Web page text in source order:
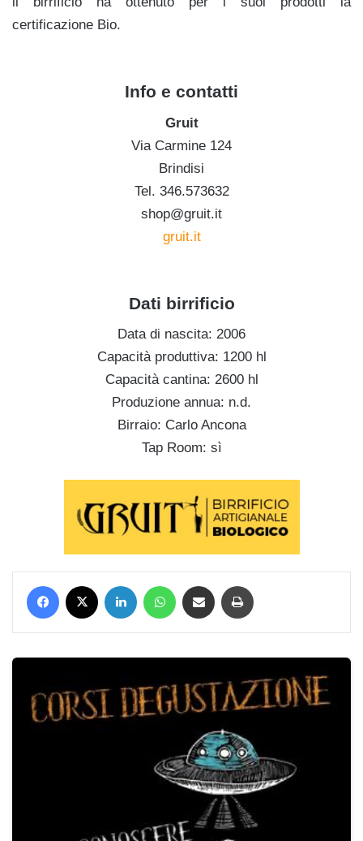
certificazione Bio.
Info e contatti
Gruit
Via Carmine 124
Brindisi
Tel. 346.573632
shop@gruit.it
gruit.it
Dati birrificio
Data di nascita: 2006
Capacità produttiva: 1200 hl
Capacità cantina: 2600 hl
Produzione annua: n.d.
Birraio: Carlo Ancona
Tap Room: sì
Facebook LinkedIn WhatsApp Condividi via mail